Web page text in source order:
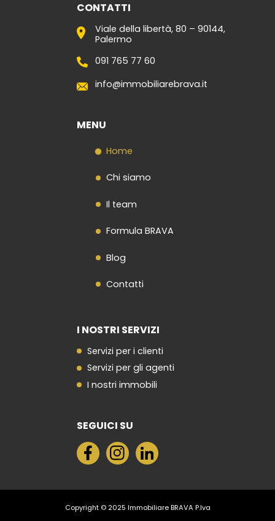
CONTATTI
Viale della libertà, 80 – 90144,
Palermo
091 765 77 60
info@immobiliarebrava.it
MENU
Home
Chi siamo
Il team
Formula BRAVA
Blog
Contatti
I NOSTRI SERVIZI
Servizi per i clienti
Servizi per gli agenti
I nostri immobili
SEGUICI SU
Copyright © 2025 Immobiliare BRAVA P.Iva